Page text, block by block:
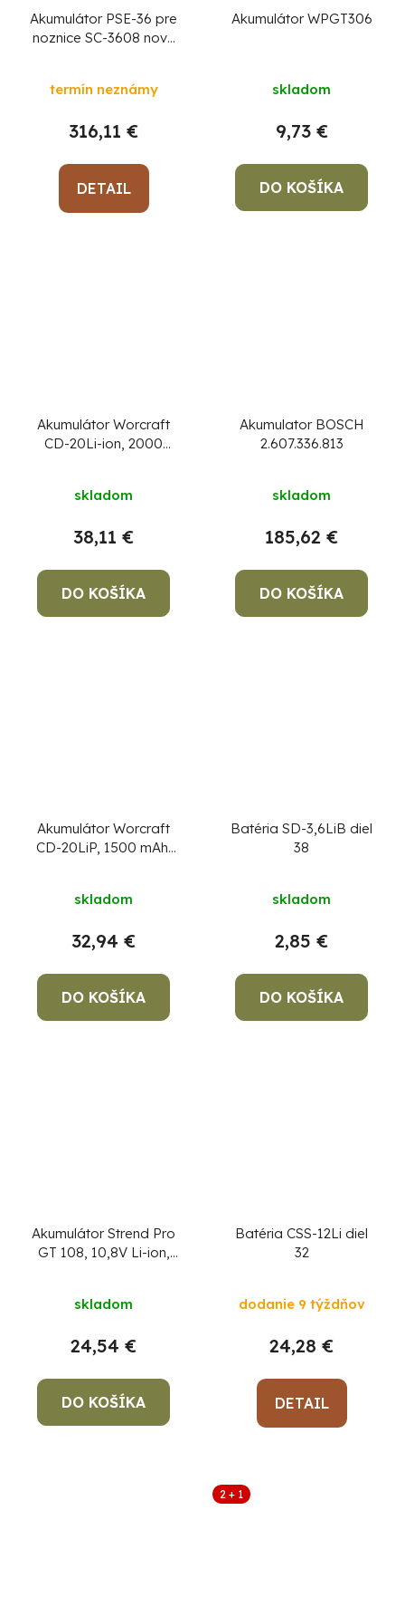
Akumulátor PSE-36 pre
noznice SC-3608 novy
termín neznámy
316,11 €
DETAIL
Akumulátor WPGT306
skladom
9,73 €
DO KOŠÍKA
Akumulátor Worcraft
CD-20Li-ion, 2000
skladom
38,11 €
DO KOŠÍKA
Akumulator BOSCH
2.607.336.813
skladom
185,62 €
DO KOŠÍKA
Akumulátor Worcraft
CD-20LiP, 1500 mAh,
skladom
32,94 €
DO KOŠÍKA
Batéria SD-3,6LiB diel
38
skladom
2,85 €
DO KOŠÍKA
Akumulátor Strend Pro
GT 108, 10,8V Li-ion,
skladom
24,54 €
DO KOŠÍKA
Batéria CSS-12Li diel
32
dodanie 9 týždňov
24,28 €
DETAIL
2 + 1